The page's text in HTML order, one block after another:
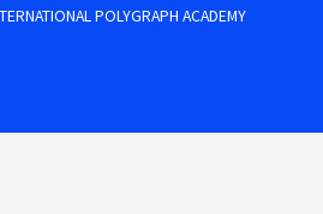
POLYGRAPH ACADEMY